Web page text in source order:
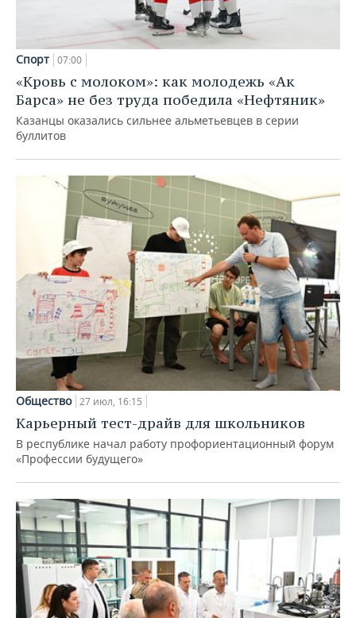
Спорт 07:00
«Кровь с молоком»: как молодежь «Ак
Барса» не без труда победила «Нефтяник»
Казанцы оказались сильнее альметьевцев в серии
буллитов
Общество 27 июл, 16:15
Карьерный тест-драйв для школьников
В республике начал работу профориентационный форум
«Профессии будущего»